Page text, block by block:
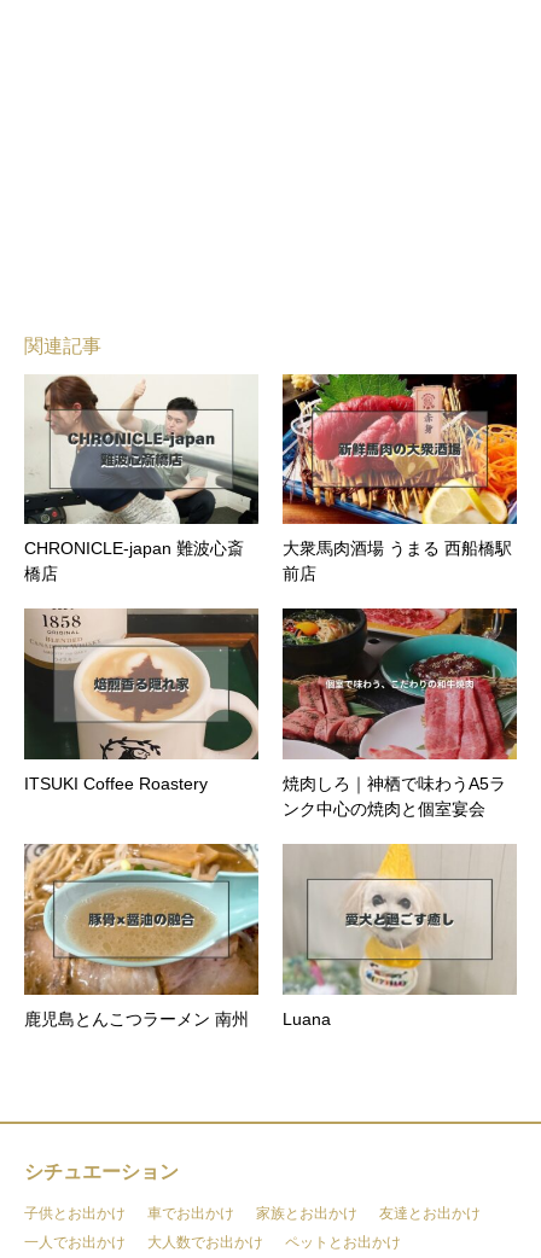
関連記事
CHRONICLE-japan 難波心斎
橋店
大衆馬肉酒場 うまる 西船橋駅
前店
ITSUKI Coffee Roastery
焼肉しろ｜神栖で味わうA5ラ
ンク中心の焼肉と個室宴会
鹿児島とんこつラーメン 南州 Luana
シチュエーション
子供とお出かけ 車でお出かけ 家族とお出かけ
友達とお出かけ
一人でお出かけ
大人数でお出かけ ペットとお出かけ